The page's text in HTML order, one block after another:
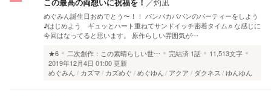
めぐみん誕生日おめでとう〜！！ パンパカパパンのパーティーをしよう
♪はじめよう ギュッとハート重ねてサンドイッチ密着タイム♬な感じに
今回はなってると思います。 原作らしい雰囲気が…
★6
二次創作：この素晴らしい世… 完結済 1話
11,513文字
2019年12月4日 01:00 更新
めぐみん
カズマ カズめぐ めぐゆん アクア ダクネス ゆんゆん